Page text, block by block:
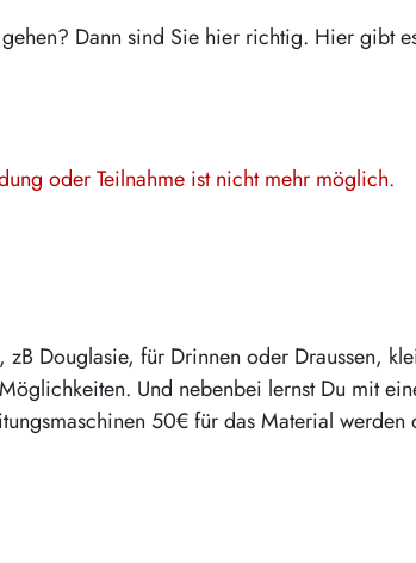
Dann sind Sie hier richtig. Hier gibt es
oder Teilnahme ist nicht mehr möglich.
Douglasie, für Drinnen oder Draussen,
Und nebenbei lernst Du mit
50€ für das Material werden